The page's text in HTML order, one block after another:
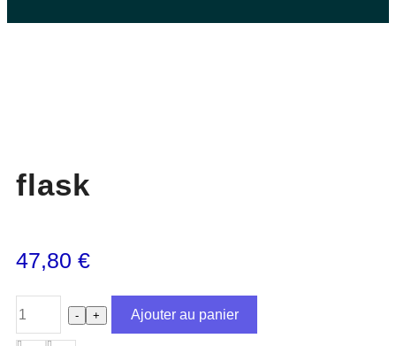
flask
47,80 €
- + Ajouter au panier